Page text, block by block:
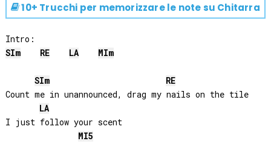
10+ Trucchi per memorizzare le note su Chitarra
SIm RE LA MIm
SIm
RE
Count me in unannounced, drag my nails on the tile
LA
I just follow your scent
MI5